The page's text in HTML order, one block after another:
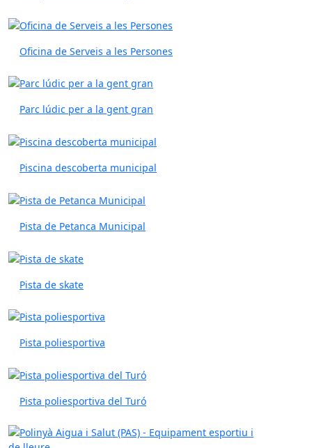
Oficina de Serveis a les Persones
Parc lúdic per a la gent gran
Piscina descoberta municipal
Pista de Petanca Municipal
Pista de skate
Pista poliesportiva
Pista poliesportiva del Turó